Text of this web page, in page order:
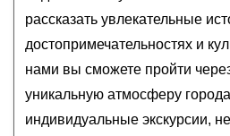
рассказать увлекательные
достопримечательностях и
нами вы сможете пройти
уникальную атмосферу
индивидуальные экскурсии,